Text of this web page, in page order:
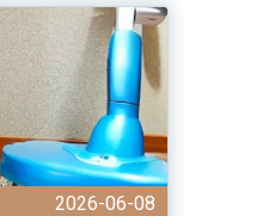
2026-06-08